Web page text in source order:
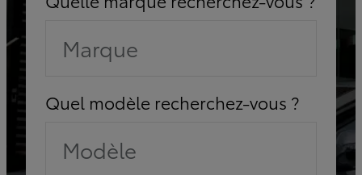
Marque
Quel modèle recherchez-vous ?
Modèle